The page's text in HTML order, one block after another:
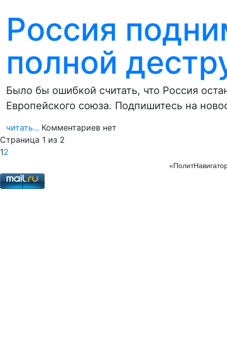
Россия
полной
Было бы ошибкой считать, что Россия
Европейского союза. Подпишитесь на
читать... Комментариев нет
Страница 1 из 2
12